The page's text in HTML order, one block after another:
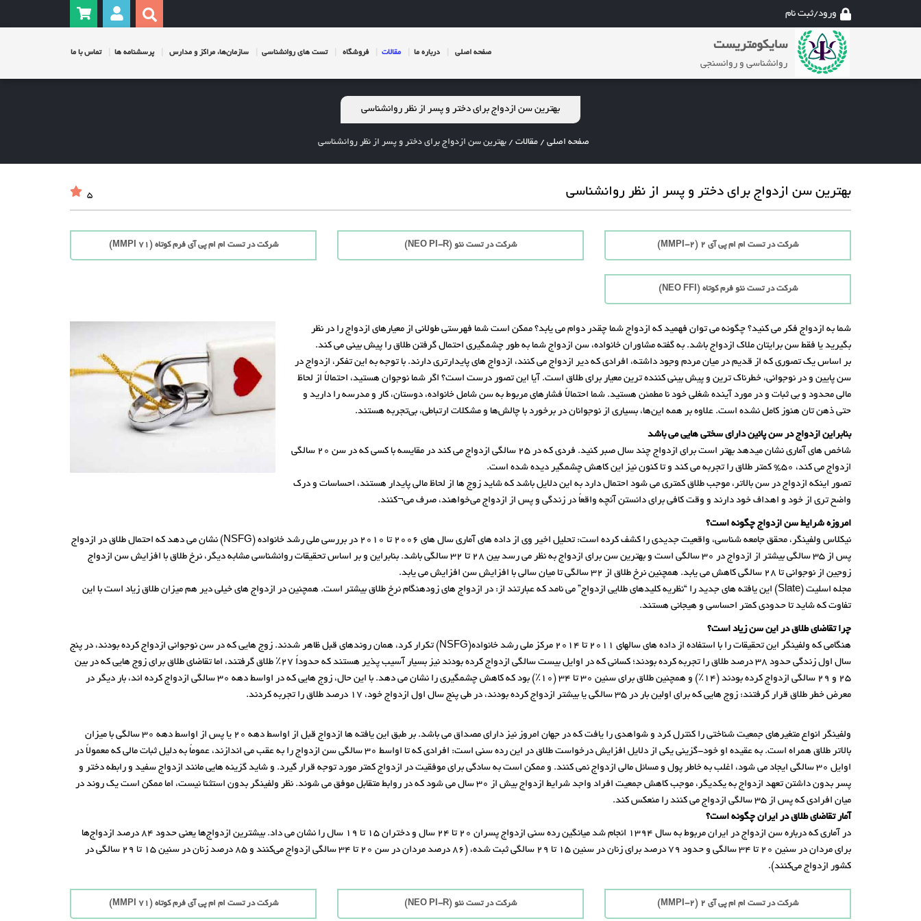
ورود/ثبت نام
سایکومتریست
روانشناسی و روانسنجی
صفحه اصلی درباره ما مقالات فروشگاه تست های روانشناسی سازمان‌ها، مراکز و مدارس پرسشنامه ها تماس با ما
بهترین سن ازدواج برای دختر و پسر از نظر روانشناسی
صفحه اصلی / مقالات / بهترین سن ازدواج برای دختر و پسر از نظر روانشناسی
بهترین سن ازدواج برای دختر و پسر از نظر روانشناسی 5
شرکت در تست ام ام پی آی 2 (MMPI-2) شرکت در تست نئو (NEO PI-R) شرکت در تست ام ام پی آی فرم کوتاه (71 MMPI)
شرکت در تست نئو فرم کوتاه (NEO FFI)
شما به ازدواج فکر می کنید؟ چگونه می توان فهمید که ازدواج شما چقدر دوام می یابد؟ ممکن است شما فهرستی طولانی از معیارهای ازدواج را در نظر
بگیرید یا فقط سن برایتان ملاک ازدواج باشد. به گفته مشاوران خانواده، سن ازدواج شما به طور چشمگیری احتمال گرفتن طلاق را پیش بینی می کند.
بر اساس یک تصوری که از قدیم در میان مردم وجود داشته، افرادی که دیر ازدواج می کنند، ازدواج های پایدارتری دارند. با توجه به این تفکر، ازدواج در
سن پایین و در نوجوانی، خطرناک ترین و پیش بینی کننده ترین معیار برای طلاق است. آیا این تصور درست است؟ اگر شما نوجوان هستید، احتمالاً از لحاظ
مالی محدود و بی ثبات و در مورد آینده شغلی خود نا مطمئن هستید. شما احتمالاً فشارهای مربوط به سن شامل خانواده، دوستان، کار و مدرسه را دارید و
حتی ذهن تان هنوز کامل نشده است. علاوه بر همه این‌ها، بسیاری از نوجوانان در برخورد با چالش‌ها و مشکلات ارتباطی، بی‌تجربه هستند.
بنابراین ازدواج در سن پائین دارای سختی هایی می باشد
شاخص های آماری نشان میدهد بهتر است برای ازدواج چند سال صبر کنید. فردی که در 25 سالگی ازدواج می کند در مقایسه با کسی که در سن 20 سالگی
ازدواج می کند، 50% کمتر طلاق را تجربه می کند و تا کنون نیز این کاهش چشمگیر دیده شده است.
تصور اینکه ازدواج در سن بالاتر، موجب طلاق کمتری می شود احتمال دارد به این دلایل باشد که شاید زوج ها از لحاظ مالی پایدار هستند، احساسات و درک
واضح تری از خود و اهداف خود دارند و وقت کافی برای دانستن آنچه واقعاً در زندگی و پس از ازدواج می‌خواهند، صرف می¬کنند.
امروزه شرایط سن ازدواج چگونه است؟
نیکلاس ولفینگر، محقق جامعه شناسی، واقعیت جدیدی را کشف کرده است: تحلیل اخیر وی از داده های آماری سال های 2006 تا 2010 در بررسی ملی رشد خانواده (NSFG) نشان می دهد که احتمال طلاق در ازدواج
پس از 35 سالگی بیشتر از ازدواج در 30 سالگی است و بهترین سن برای ازدواج به نظر می رسد بین 28 تا 32 سالگی باشد. بنابراین و بر اساس تحقیقات روانشناسی مشابه دیگر، نرخ طلاق با افزایش سن ازدواج
زوجین از نوجوانی تا 28 سالگی کاهش می یابد. همچنین نرخ طلاق از 32 سالگی تا میان سالی با افزایش سن افزایش می یابد.
مجله اسلیت (Slate) این یافته های جدید را “نظریه کلیدهای طلایی ازدواج” می نامد که عبارتند از: در ازدواج های زودهنگام نرخ طلاق بیشتر است. همچنین در ازدواج های خیلی دیر هم میزان طلاق زیاد است با این
تفاوت که شاید تا حدودی کمتر احساسی و هیجانی هستند.
چرا تقاضای طلاق در این سن زیاد است؟
هنگامی که ولفینگر این تحقیقات را با استفاده از داده های سالهای 2011 تا 2014 مرکز ملی رشد خانواده(NSFG) تکرار کرد، همان روندهای قبل ظاهر شدند. زوج هایی که در سن نوجوانی ازدواج کرده بودند، در پنج
سال اول زندگی حدود 38 درصد طلاق را تجربه کرده بودند؛ کسانی که در اوایل بیست سالگی ازدواج کرده بودند نیز بسیار آسیب پذیر هستند که حدوداً 27٪ طلاق گرفتند، اما تقاضای طلاق برای زوج هایی که در بین
25 و 29 سالگی ازدواج کرده بودند (14٪) و همچنین طلاق برای سنین 30 تا 34 (10٪) بود که کاهش چشمگیری را نشان می دهد. با این حال، زوج هایی که در اواسط دهه 30 سالگی ازدواج کرده اند، بار دیگر در
معرض خطر طلاق قرار گرفتند: زوج هایی که برای اولین بار در 35 سالگی یا بیشتر ازدواج کرده بودند، در طی پنج سال اول ازدواج خود، 17 درصد طلاق را تجربه کردند.
ولفینگر انواع متغیرهای جمعیت شناختی را کنترل کرد و شواهدی را یافت که در جهان امروز نیز دارای مصداق می باشد. بر طبق این یافته ها ازدواج قبل از اواسط دهه 20 یا پس از اواسط دهه 30 سالگی با میزان
بالاتر طلاق همراه است. به عقیده او خود-گزینی یکی از دلایل افزایش درخواست طلاق در این رده سنی است: افرادی که تا اواسط 30 سالگی سن ازدواج را به عقب می اندازند، عموماً به دلیل ثبات مالی که معمولاً در
اوایل 30 سالگی ایجاد می شود، اغلب به خاطر پول و مسائل مالی ازدواج نمی کنند. و ممکن است به سادگی برای موفقیت در ازدواج کمتر مورد توجه قرار گیرد. و شاید گزینه هایی مانند ازدواج سفید و رابطه دختر و
پسر بدون داشتن تعهد ازدواج به یکدیگر، موجب کاهش جمعیت افراد واجد شرایط ازدواج بیش از 30 سال می شود که در روابط متقابل موفق می شوند. نظر ولفینگر بدون استثنا نیست، اما ممکن است یک روند در
میان افرادی که پس از 35 سالگی ازدواج می کنند را منعکس کند.
آمار تقاضای طلاق در ایران چگونه است؟
در آماری که درباره سن ازدواج در ایران مربوط به سال 1394 انجام شد میانگین رده سنی ازدواج پسران 20 تا 24 سال و دختران 15 تا 19 سال را نشان می داد. بیشترین ازدواج‌ها یعنی حدود 84 درصد ازدواج‌ها
برای مردان در سنین 20 تا 34 سالگی و حدود 79 درصد برای زنان در سنین 15 تا 29 سالگی ثبت شده، (86 درصد مردان در سن 20 تا 34 سالگی ازدواج می‌کنند و 85 درصد زنان در سنین 15 تا 29 سالگی در
کشور ازدواج می‌کنند).
شرکت در تست ام ام پی آی 2 (MMPI-2) شرکت در تست نئو (NEO PI-R) شرکت در تست ام ام پی آی فرم کوتاه (71 MMPI)